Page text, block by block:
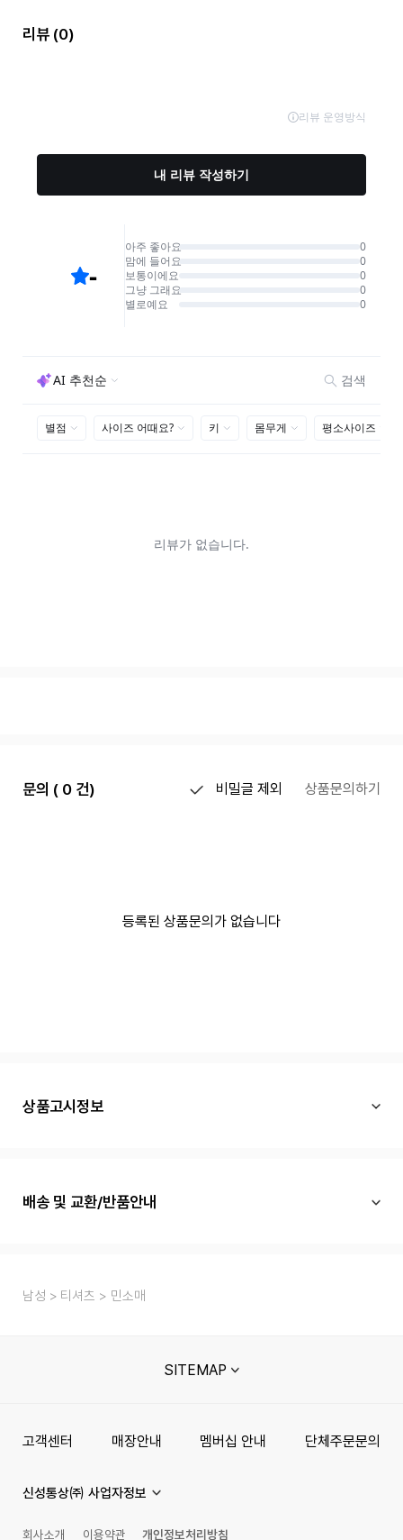
리뷰 (0)
문의 ( 0 건) 비밀글 제외 상품문의하기
등록된 상품문의가 없습니다
상품고시정보
배송 및 교환/반품안내
남성 티셔츠 민소매
SITEMAP
고객센터 매장안내 멤버십 안내 단체주문문의
신성통상㈜ 사업자정보
회사소개 이용약관 개인정보처리방침